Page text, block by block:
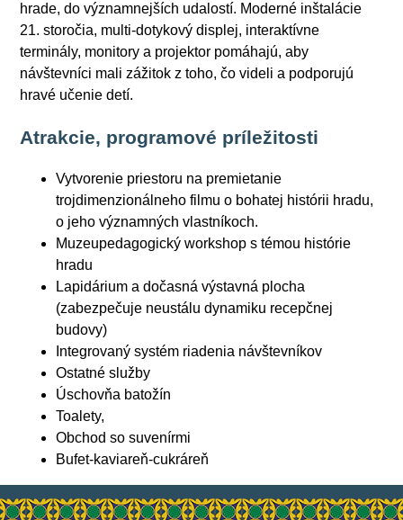
hrade, do významnejších udalostí. Moderné inštalácie
21. storočia, multi-dotykový displej, interaktívne
terminály, monitory a projektor pomáhajú, aby
návštevníci mali zážitok z toho, čo videli a podporujú
hravé učenie detí.
Atrakcie, programové príležitosti
Vytvorenie priestoru na premietanie
trojdimenzionálneho filmu o bohatej histórii hradu,
o jeho významných vlastníkoch.
Muzeupedagogický workshop s témou histórie
hradu
Lapidárium a dočasná výstavná plocha
(zabezpečuje neustálu dynamiku recepčnej
budovy)
Integrovaný systém riadenia návštevníkov
Ostatné služby
Úschovňa batožín
Toalety,
Obchod so suvenírmi
Bufet-kaviareň-cukráreň